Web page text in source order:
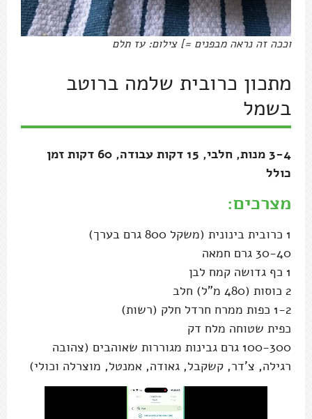
וככה זה נראה מבפנים =] צילום: עז תלם
מתכון כרובית שלמה ברוטב
בשמל
3-4 מנות, חלבי, 15 דקות עבודה, 60 דקות זמן
כולל
מצרכים:
1 כרובית בינונית (משקל 800 גרם בערך)
30-40 גרם חמאה
1 כף גדושה קמח לבן
2 כוסות (480 מ"ל) חלב
1-2 כפות ממרח חרדל חלק (רשות)
כפית שטוחה מלח דק
100-300 גרם גבינות מגוררות שאוהבים (צהובה
רגילה, צ'דר, קשקבל, גאודה, אמנטל, מוצרלה וכולי)